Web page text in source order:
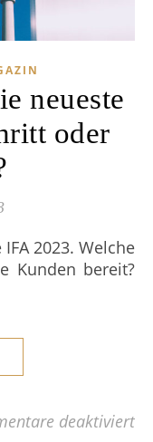
neueste
oder
Kunden bereit?
deaktiviert